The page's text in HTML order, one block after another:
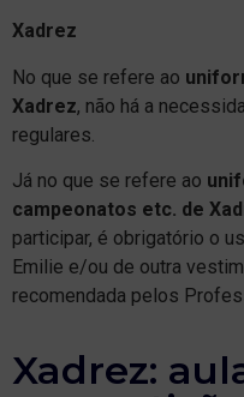
Xadrez
No que se refere ao
Xadrez, não há a
regulares.
Já no que se refere ao
campeonatos etc. de
participar, é obrigatório o
Emilie e/ou de outra
recomendada pelos
Xadrez: